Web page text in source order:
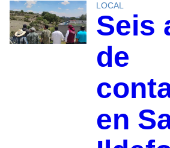
LOCAL
Seis
de
en